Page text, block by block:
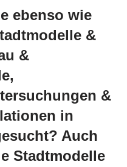
ebenso wie
&
&
&
in
Auch
Stadtmodelle